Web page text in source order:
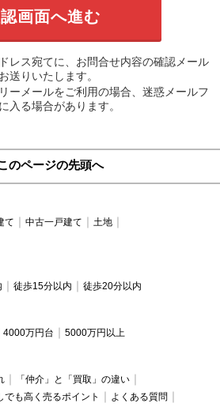
レス宛てに、お問合せ内容の確認メール
送りいたします。
ーメールをご利用の場合、迷惑メールフ
入る場合があります。
のページの先頭へ
て 中古一戸建て
土地
徒歩15分以内 徒歩20分以内
4000万円台 5000万円以上
「仲介」と「買取」の違い
でも高く売るポイント
よくある質問